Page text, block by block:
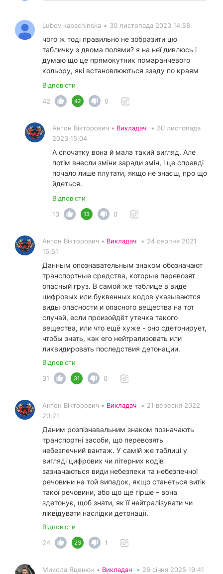
Lubov kabachinska • 30 листопада 2023 14:58
чого ж тоді правильно не зобразити цю
табличку з двома полями? я на неї дивлюсь і
думаю що це прямокутник помаранчевого
кольору, які встановлюються ззаду по краям
Відповісти
42
42 0
Антон Вікторович • Викладач • 30 листопада
2023 15:04
А спочатку вона й мала такий вигляд. Але
потім внесли зміни заради змін, і це справді
почало лише плутати, якщо не знаєш, про що
йдеться.
Відповісти
13
13 0
Антон Вікторович • Викладач • 24 серпня 2021
15:51
Данным опознавательным знаком обозначают
транспортные средства, которые перевозят
опасный груз. В самой же таблице в виде
цифровых или буквенных кодов указываются
виды опасности и опасного вещества на тот
случай, если произойдёт утечка такого
вещества, или что ещё хуже - оно сдетонирует,
чтобы знать, как его нейтрализовать или
ликвидировать последствия детонации.
Відповісти
31
31 0
Антон Вікторович • Викладач • 21 вересня 2022
20:21
Даним розпізнавальним знаком позначають
транспортні засоби, що перевозять
небезпечний вантаж. У самій же таблиці у
вигляді цифрових чи літерних кодів
зазначаються види небезпеки та небезпечної
речовини на той випадок, якщо станеться витік
такої речовини, або що ще гірше – вона
здетонує, щоб знати, як її нейтралізувати чи
ліквідувати наслідки детонації.
Відповісти
24
23 1
Микола Яценюк • Викладач • 26 січня 2025 19:41